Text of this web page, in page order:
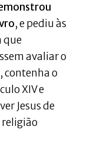
, e pediu às
que
avaliar o
contenha o
XIV e
Jesus de